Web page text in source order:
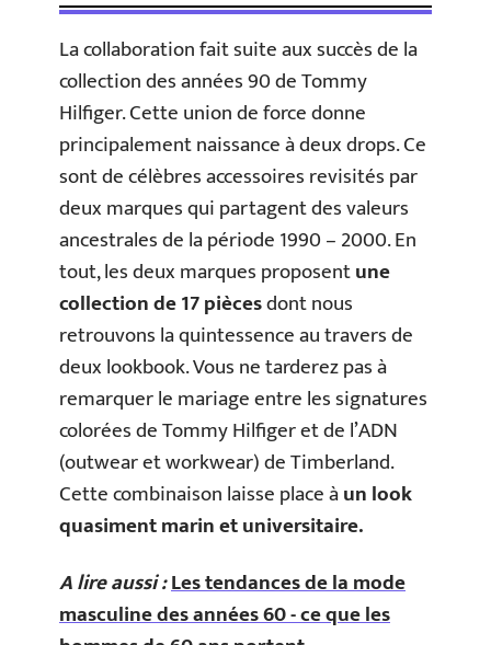
La collaboration fait suite aux succès de la
collection des années 90 de Tommy
Hilfiger. Cette union de force donne
principalement naissance à deux drops. Ce
sont de célèbres accessoires revisités par
deux marques qui partagent des valeurs
ancestrales de la période 1990 – 2000. En
tout, les deux marques proposentune
collection de 17 piècesdont nous
retrouvons la quintessence au travers de
deux lookbook. Vous ne tarderez pas à
remarquer le mariage entre les signatures
colorées de Tommy Hilfiger et de l’ADN
(outwear et workwear) de Timberland.
Cette combinaison laisse place àun look
quasiment marin et universitaire.
A lire aussi :Les tendances de la mode
masculine des années 60 - ce que les